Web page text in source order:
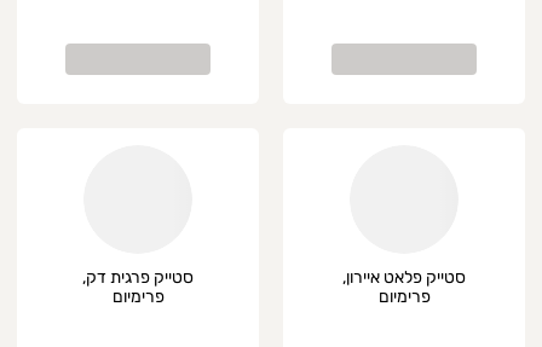
סטייק פלאט איירון,
פרימיום
סטייק פרגית דק,
פרימיום